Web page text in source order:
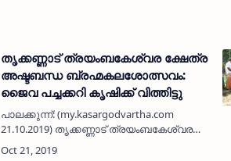
തൃക്കണ്ണാട് ത്രയംബകേശ്വര ക്ഷേത്ര
അഷ്ടബന്ധ ബ്രഹ്മകലശോത്സവം:
ജൈവ പച്ചക്കറി കൃഷിക്ക് വിത്തിട്ടു
പാലക്കുന്ന്: (my.kasargodvartha.com
21.10.2019) തൃക്കണ്ണാട് ത്രയംബകേശ്വര
ക്ഷേത്ര അഷ്ടബന്ധ